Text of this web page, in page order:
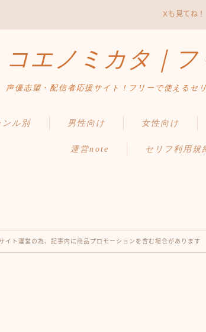
Xも見てね！
コエノミカタ｜
声優志望・配信者応援サイト！フリーで使えるセ
ンル別 男性向け 女性向け
運営note セリフ利用規
イト運営の為、記事内に商品プロモーションを含む場合があります